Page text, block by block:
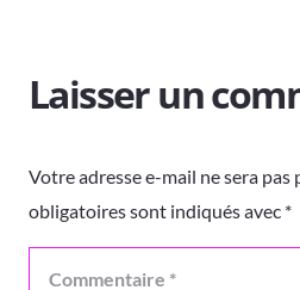
Laisser un
Votre adresse e-mail ne sera pas
obligatoires sont indiqués avec *